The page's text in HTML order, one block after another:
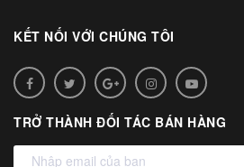
KẾT NỐI VỚI CHÚNG TÔI
TRỞ THÀNH ĐỐI TÁC BÁN HÀNG